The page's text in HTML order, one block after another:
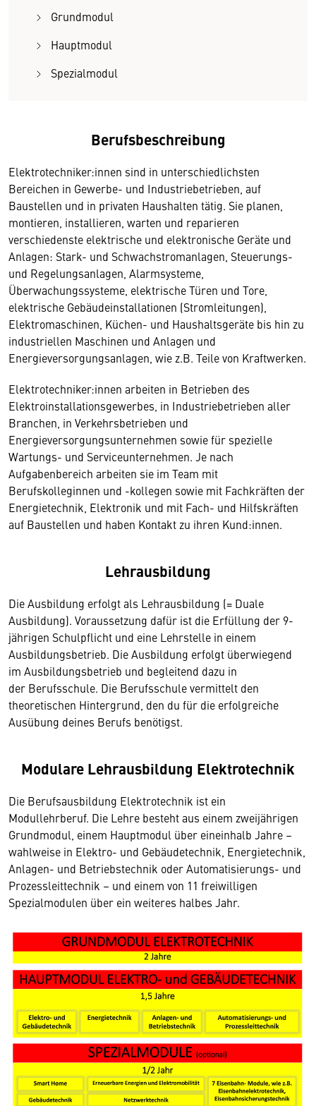
Grundmodul
Hauptmodul
Spezialmodul
Berufsbeschreibung
Elektrotechniker:innen sind in unterschiedlichsten
Bereichen in Gewerbe- und Industriebetrieben, auf
Baustellen und in privaten Haushalten tätig. Sie planen,
montieren, installieren, warten und reparieren
verschiedenste elektrische und elektronische Geräte und
Anlagen: Stark- und Schwachstromanlagen, Steuerungs-
und Regelungsanlagen, Alarmsysteme,
Überwachungssysteme, elektrische Türen und Tore,
elektrische Gebäudeinstallationen (Stromleitungen),
Elektromaschinen, Küchen- und Haushaltsgeräte bis hin zu
industriellen Maschinen und Anlagen und
Energieversorgungsanlagen, wie z.B. Teile von Kraftwerken.
Elektrotechniker:innen arbeiten in Betrieben des
Elektroinstallationsgewerbes, in Industriebetrieben aller
Branchen, in Verkehrsbetrieben und
Energieversorgungsunternehmen sowie für spezielle
Wartungs- und Serviceunternehmen. Je nach
Aufgabenbereich arbeiten sie im Team mit
Berufskolleginnen und -kollegen sowie mit Fachkräften der
Energietechnik, Elektronik und mit Fach- und Hilfskräften
auf Baustellen und haben Kontakt zu ihren Kund:innen.
Lehrausbildung
Die Ausbildung erfolgt als Lehrausbildung (= Duale
Ausbildung). Voraussetzung dafür ist die Erfüllung der 9-
jährigen Schulpflicht und eine Lehrstelle in einem
Ausbildungsbetrieb. Die Ausbildung erfolgt überwiegend
im Ausbildungsbetrieb und begleitend dazu in
der Berufsschule. Die Berufsschule vermittelt den
theoretischen Hintergrund, den du für die erfolgreiche
Ausübung deines Berufs benötigst.
Modulare Lehrausbildung Elektrotechnik
Die Berufsausbildung Elektrotechnik ist ein
Modullehrberuf. Die Lehre besteht aus einem zweijährigen
Grundmodul, einem Hauptmodul über eineinhalb Jahre –
wahlweise in Elektro- und Gebäudetechnik, Energietechnik,
Anlagen- und Betriebstechnik oder Automatisierungs- und
Prozessleittechnik – und einem von 11 freiwilligen
Spezialmodulen über ein weiteres halbes Jahr.